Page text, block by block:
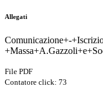
Allegati
Comunicazione+-
File PDF
Contatore click: 73